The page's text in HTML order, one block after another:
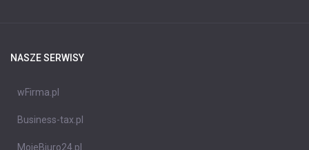
NASZE SERWISY
wFirma.pl
Business-tax.pl
MojeBiuro24.pl